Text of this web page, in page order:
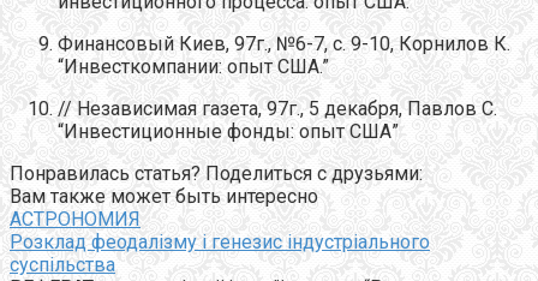
Финансовый Киев, 97г., №6-7, с. 9-10, Корнилов К.
“Инвесткомпании: опыт США.”
// Независимая газета, 97г., 5 декабря, Павлов С.
“Инвестиционные фонды: опыт США”
Понравилась статья? Поделиться с друзьями:
Вам также может быть интересно
АСТРОНОМИЯ
Розклад феодалізму і генезис індустріального
суспільства